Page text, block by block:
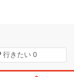
行きたい 0